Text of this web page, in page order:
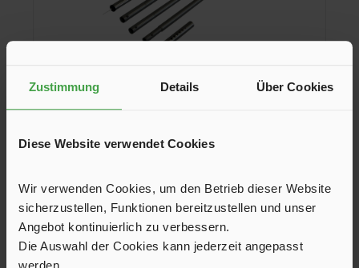
Zustimmung Details Über Cookies
Diese Website verwendet Cookies
Wir verwenden Cookies, um den Betrieb dieser Website
sicherzustellen, Funktionen bereitzustellen und unser
Angebot kontinuierlich zu verbessern.
Die Auswahl der Cookies kann jederzeit angepasst
werden.
Fahrzeugadapter (XL).
54,95 €*